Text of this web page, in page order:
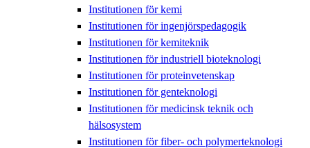
Institutionen för kemi
Institutionen för ingenjörspedagogik
Institutionen för kemiteknik
Institutionen för industriell bioteknologi
Institutionen för proteinvetenskap
Institutionen för genteknologi
Institutionen för medicinsk teknik och
hälsosystem
Institutionen för fiber- och polymerteknologi